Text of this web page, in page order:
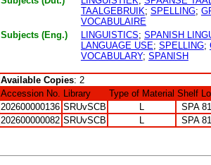
TAALGEBRUIK; SPELLING;
VOCABULAIRE
Subjects (Eng.)
LINGUISTICS; SPANISH
LANGUAGE USE; SPELLING;
VOCABULARY; SPANISH
Available Copies: 2
Accession No. Library Type of Material Shelf
202600000136 SRUvSCB L
SPA 81
202600000082 SRUvSCB L SPA 81